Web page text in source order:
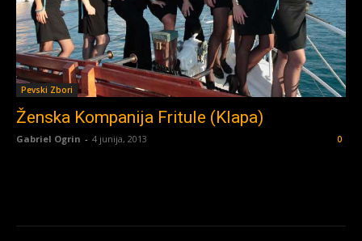
Pevski Zbori
Ženska Kompanija Fritule (Klapa)
Gabriel Ogrin - 4 junija, 2013 0